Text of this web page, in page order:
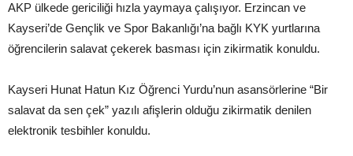
AKP ülkede gericiliği hızla yaymaya çalışıyor. Erzincan ve
Kayseri’de Gençlik ve Spor Bakanlığı’na bağlı KYK yurtlarına
öğrencilerin salavat çekerek basması için zikirmatik konuldu.
Kayseri Hunat Hatun Kız Öğrenci Yurdu’nun asansörlerine “Bir
salavat da sen çek” yazılı afişlerin olduğu zikirmatik denilen
elektronik tesbihler konuldu.